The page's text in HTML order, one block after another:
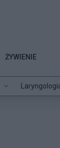
ŻYWIENIE